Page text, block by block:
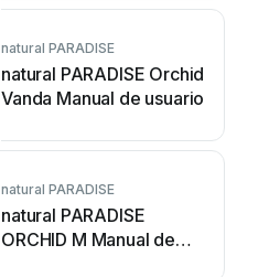
natural PARADISE
natural PARADISE Orchid
Vanda Manual de usuario
natural PARADISE
natural PARADISE
ORCHID M Manual de